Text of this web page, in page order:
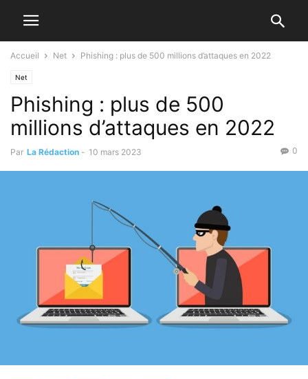
Accueil Net Phishing : plus de 500 millions d’attaques en 2022
Net
Phishing : plus de 500
millions d’attaques en 2022
Par La Rédaction - 10 mars 2023 0